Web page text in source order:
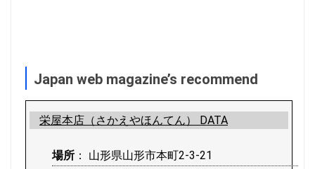
Japan web magazine’s recommend
栄屋本店（さかえやほんてん） DATA
場所 ： 山形県山形市本町2-3-21